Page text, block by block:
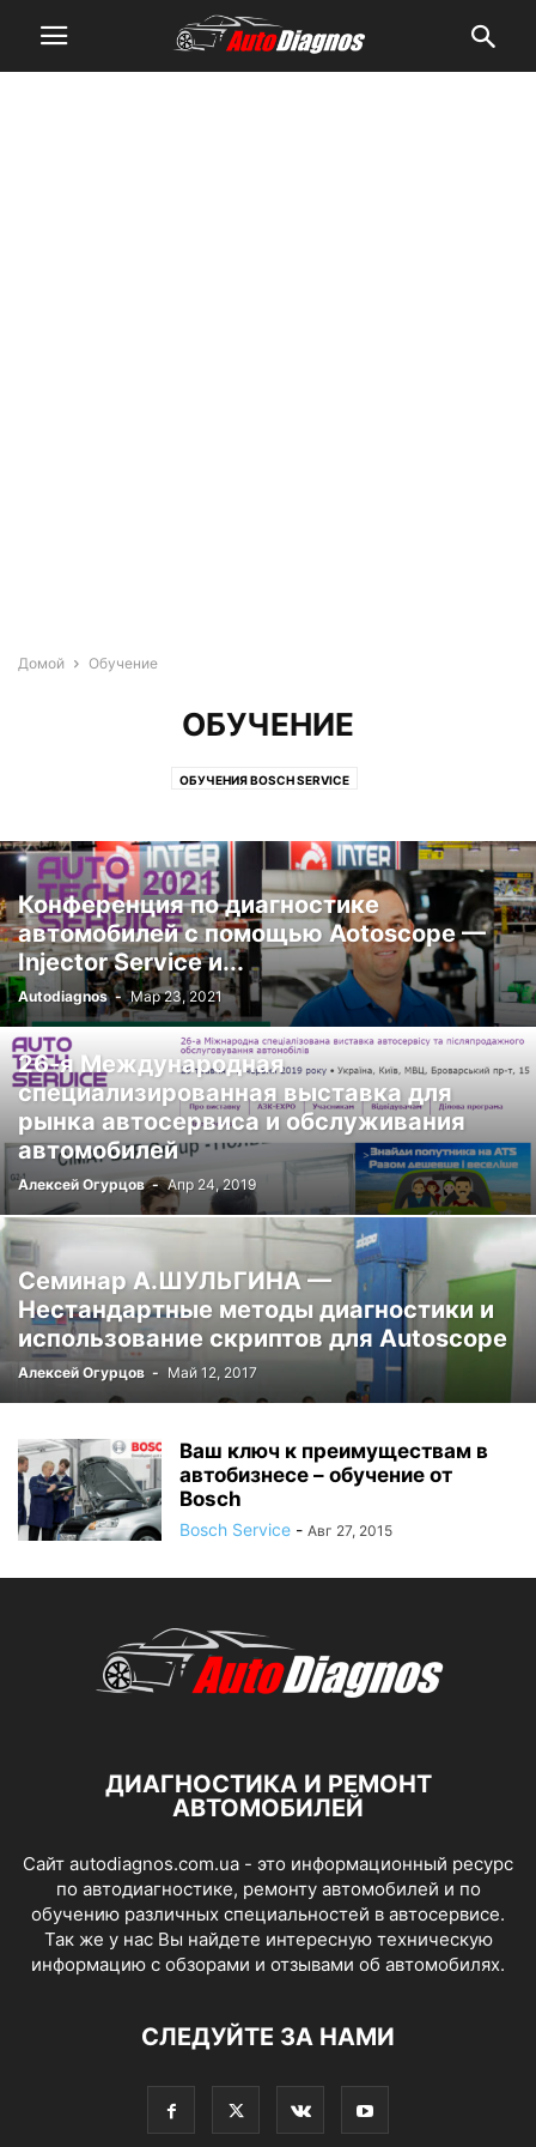
Домой Обучение
ОБУЧЕНИЕ
ОБУЧЕНИЯ BOSCH SERVICE
Конференция по диагностике
автомобилей с помощью Aotoscope —
Injector Service и...
Autodiagnos - Мар 23, 2021
26-я Международная
специализированная выставка для
рынка автосервиса и обслуживания
автомобилей
Алексей Огурцов - Апр 24, 2019
Семинар А.ШУЛЬГИНА —
Нестандартные методы диагностики и
использование скриптов для Autoscope
Алексей Огурцов - Май 12, 2017
Ваш ключ к преимуществам в
автобизнесе – обучение от
Bosch
Bosch Service - Авг 27, 2015
ДИАГНОСТИКА И РЕМОНТ
АВТОМОБИЛЕЙ
Сайт autodiagnos.com.ua - это информационный ресурс
по автодиагностике, ремонту автомобилей и по
обучению различных специальностей в автосервисе.
Так же у нас Вы найдете интересную техническую
информацию с обзорами и отзывами об автомобилях.
СЛЕДУЙТЕ ЗА НАМИ